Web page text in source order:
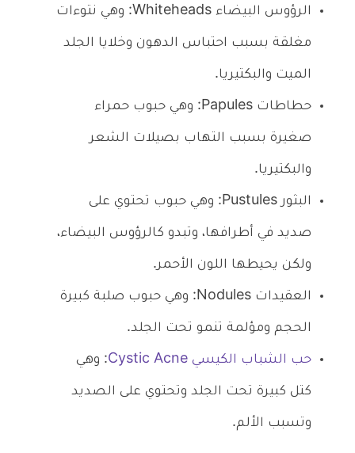
الرؤوس البيضاء Whiteheads: وهي نتوءات
مغلقة بسبب احتباس الدهون وخلايا الجلد
الميت والبكتيريا.
حطاطات Papules: وهي حبوب حمراء
صغيرة بسبب التهاب بصيلات الشعر
والبكتيريا.
البثور Pustules: وهي حبوب تحتوي على
صديد في أطرافها، وتبدو كالرؤوس البيضاء،
ولكن يحيطها اللون الأحمر.
العقيدات Nodules: وهي حبوب صلبة كبيرة
الحجم ومؤلمة تنمو تحت الجلد.
حب الشباب الكيسي Cystic Acne : وهي
كتل كبيرة تحت الجلد وتحتوي على الصديد
وتسبب الألم.